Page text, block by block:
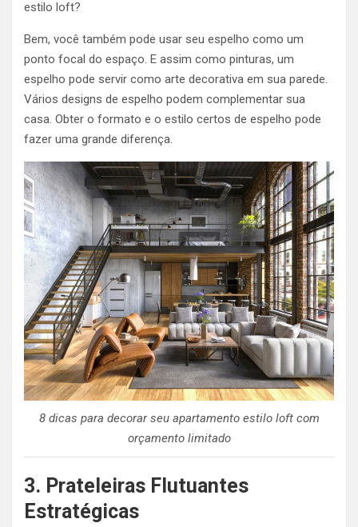
estilo loft?
Bem, você também pode usar seu espelho como um
ponto focal do espaço. E assim como pinturas, um
espelho pode servir como arte decorativa em sua parede.
Vários designs de espelho podem complementar sua
casa. Obter o formato e o estilo certos de espelho pode
fazer uma grande diferença.
8 dicas para decorar seu apartamento estilo loft com
orçamento limitado
3. Prateleiras Flutuantes
Estratégicas